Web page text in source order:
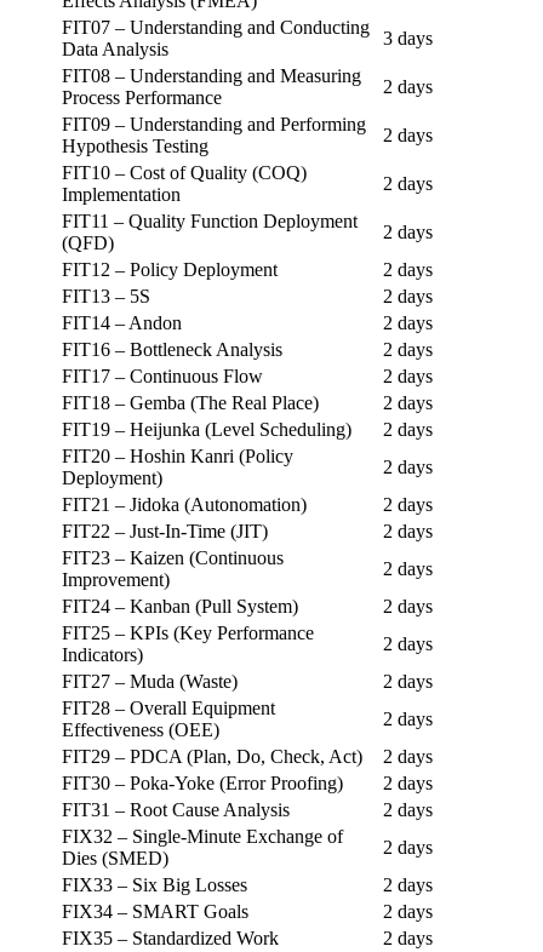
FIT07 – Understanding and Conducting
Data Analysis
3 days
FIT08 – Understanding and Measuring
Process Performance
2 days
FIT09 – Understanding and Performing
Hypothesis Testing
2 days
FIT10 – Cost of Quality (COQ)
Implementation
2 days
FIT11 – Quality Function Deployment
(QFD)
2 days
FIT12 – Policy Deployment
2 days
FIT13 – 5S
2 days
FIT14 – Andon
2 days
FIT16 – Bottleneck Analysis
2 days
FIT17 – Continuous Flow
2 days
FIT18 – Gemba (The Real Place)
2 days
FIT19 – Heijunka (Level Scheduling)
2 days
FIT20 – Hoshin Kanri (Policy
Deployment)
2 days
FIT21 – Jidoka (Autonomation)
2 days
FIT22 – Just-In-Time (JIT)
2 days
FIT23 – Kaizen (Continuous
Improvement)
2 days
FIT24 – Kanban (Pull System)
2 days
FIT25 – KPIs (Key Performance
Indicators)
2 days
FIT27 – Muda (Waste)
2 days
FIT28 – Overall Equipment
Effectiveness (OEE)
2 days
FIT29 – PDCA (Plan, Do, Check, Act)
2 days
FIT30 – Poka-Yoke (Error Proofing)
2 days
FIT31 – Root Cause Analysis
2 days
FIX32 – Single-Minute Exchange of
Dies (SMED)
2 days
FIX33 – Six Big Losses
2 days
FIX34 – SMART Goals
2 days
FIX35 – Standardized Work
2 days